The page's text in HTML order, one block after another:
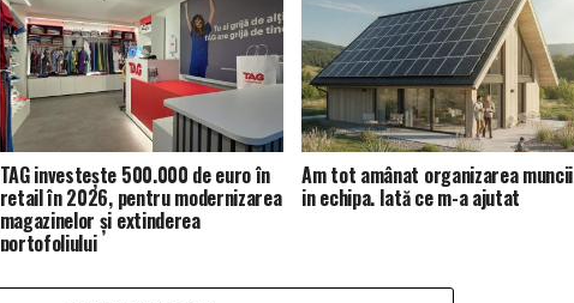
TAG investește 500.000 de euro în
retail în 2026, pentru modernizarea
magazinelor și extinderea
portofoliului
Am tot amânat organizarea muncii
in echipa. Iată ce m-a ajutat